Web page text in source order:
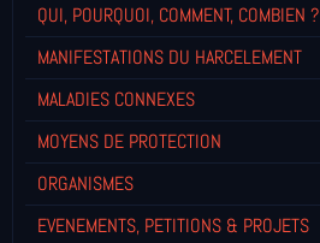
QUI, POURQUOI, COMMENT, COMBIEN ?
MANIFESTATIONS DU HARCELEMENT
MALADIES CONNEXES
MOYENS DE PROTECTION
ORGANISMES
EVENEMENTS, PETITIONS & PROJETS